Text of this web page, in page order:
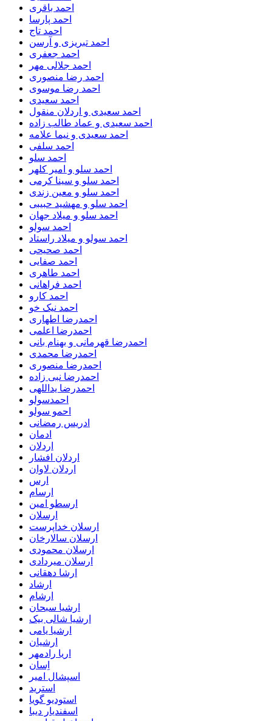
احمد باقری
احمد پارسا
احمد تاج
احمد تبریزی و آرسن
احمد جعفری
احمد جلالی مهر
احمد رضا منصوری
احمد رضا موسوی
احمد سعیدی
احمد سعیدی و اردلان منقول
احمد سعیدی و عماد طالب زاده
احمد سعیدی و نیما علامه
احمد سلفی
احمد سلو
احمد سلو و امیر کلهر
احمد سلو و سینا کرمی
احمد سلو و معین زندی
احمد سلو و مهشید حبیبی
احمد سلو و میلاد جهان
احمد سولو
احمد سولو و میلاد راستاد
احمد صحیحی
احمد صفایی
احمد طاهری
احمد فراهانی
احمد کارو
احمد نیک خو
احمدرضا اطهاری
احمدرضا اعلمی
احمدرضا قهرمانی و بهنام بانی
احمدرضا محمدی
احمدرضا منصوری
احمدرضا نبی زاده
احمدرضا یداللهی
احمدسولو
احمو سولو
ادریس رمضانی
ادمان
اردلان
اردلان افشار
اردلان لاوان
ارس
ارسام
ارسطو امین
ارسلان
ارسلان خداپرست
ارسلان سالارخان
ارسلان محمودی
ارسلان میردادی
ارشا دهقانی
ارشاد
ارشام
ارشیا سبحان
ارشیا شالی بیک
ارشیا یامی
ارشیان
اریا رادمهر
اِسان
اسپشال امیر
استرید
استودیو گویا
اسفندیار دیبا